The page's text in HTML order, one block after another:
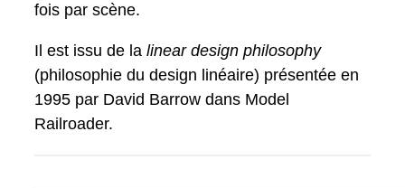
fois par scène.
Il est issu de la linear design philosophy
(philosophie du design linéaire) présentée en
1995 par David Barrow dans Model
Railroader.